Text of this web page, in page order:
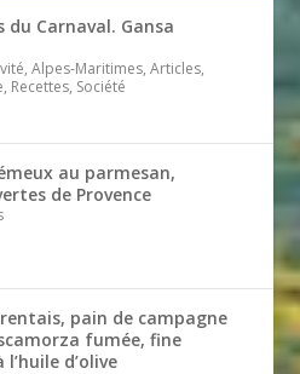
du Carnaval. Gansa
Alpes-Maritimes, Articles,
Recettes, Société
au parmesan,
de Provence
pain de campagne
fumée, fine
d’olive